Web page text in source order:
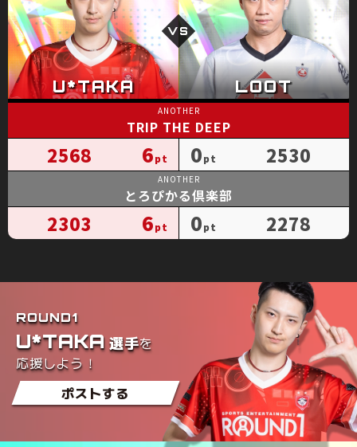
TRIP THE DEEP
2568 6 2530
0
とろぴかる倶楽部
2303 6 2278
0
ROUND1
U*TAKA 選手を
応援しよう！